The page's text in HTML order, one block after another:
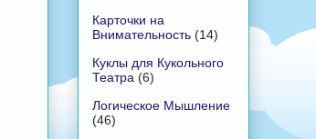
Карточки на
Внимательность (14)
Куклы для Кукольного
Театра (6)
Логическое Мышление
(46)